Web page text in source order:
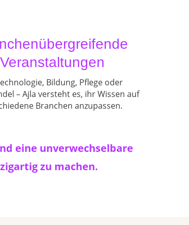
Veranstaltungen
Bildung, Pflege oder
– Ajla versteht es, ihr Wissen auf
Branchen anzupassen.
eine unverwechselbare
zu machen.